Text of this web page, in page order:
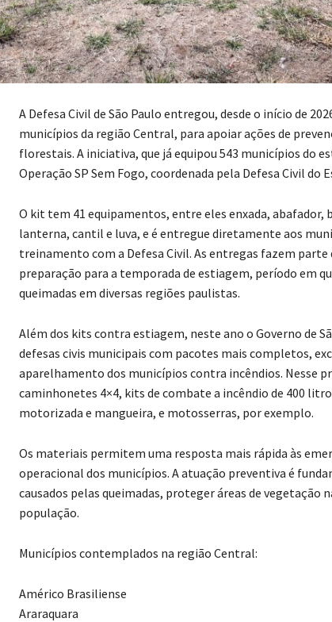
A Defesa Civil de São Paulo entregou, desde o início de
municípios da região Central, para apoiar ações de
florestais. A iniciativa, que já equipou 543 municípios do
Operação SP Sem Fogo, coordenada pela Defesa Civil do
O kit tem 41 equipamentos, entre eles enxada, abafador,
lanterna, cantil e luva, e é entregue diretamente aos
treinamento com a Defesa Civil. As entregas fazem
preparação para a temporada de estiagem, período em
queimadas em diversas regiões paulistas.
Além dos kits contra estiagem, neste ano o Governo de
defesas civis municipais com pacotes mais completos,
aparelhamento dos municípios contra incêndios. Nesse
caminhonetes 4×4, kits de combate a incêndio de 400
motorizada e mangueira, e motosserras, por exemplo.
Os materiais permitem uma resposta mais rápida às
operacional dos municípios. A atuação preventiva é
causados pelas queimadas, proteger áreas de vegetação
população.
Municípios contemplados na região Central:
Américo Brasiliense
Araraquara